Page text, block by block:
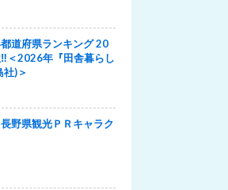
道府県ランキング 20
＜2026年『田舎暮らし
)＞
野県観光ＰＲキャラク